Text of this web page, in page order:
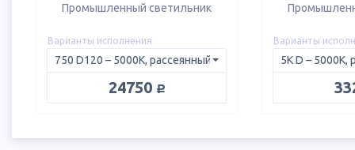
Промышленный светильник
Варианты исполнения
24750 руб.
Варианты